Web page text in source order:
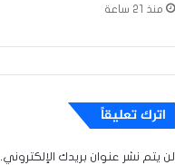
منذ 21 ساعة
اترك تعليقاً
لن يتم نشر عنوان بريدك الإلكتروني.